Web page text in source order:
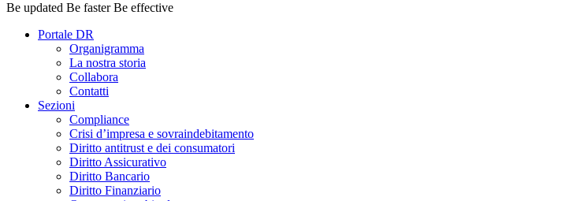
Be updated Be faster Be effective
Portale DR
Organigramma
La nostra storia
Collabora
Contatti
Sezioni
Compliance
Crisi d’impresa e sovraindebitamento
Diritto antitrust e dei consumatori
Diritto Assicurativo
Diritto Bancario
Diritto Finanziario